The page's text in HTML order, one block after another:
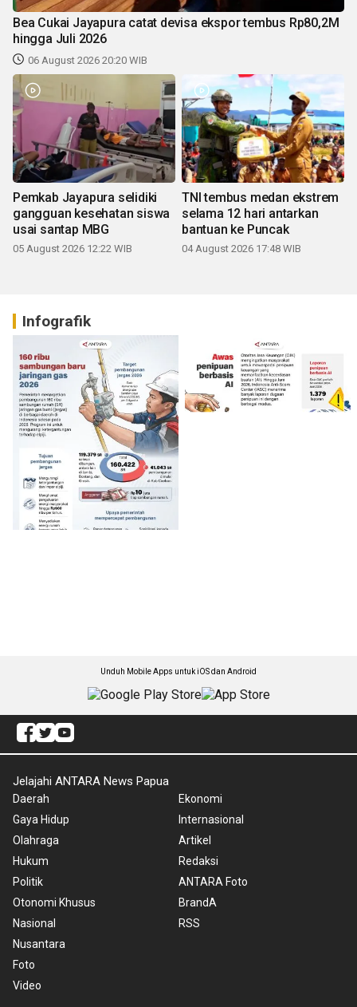
Bea Cukai Jayapura catat devisa ekspor tembus Rp80,2M
hingga Juli 2026
06 August 2026 20:20 WIB
Pemkab Jayapura selidiki
gangguan kesehatan siswa
usai santap MBG
05 August 2026 12:22 WIB
TNI tembus medan ekstrem
selama 12 hari antarkan
bantuan ke Puncak
04 August 2026 17:48 WIB
Infografik
Unduh Mobile Apps untuk iOS dan Android
Jelajahi ANTARA News Papua
Daerah
Gaya Hidup
Olahraga
Hukum
Politik
Otonomi Khusus
Nasional
Nusantara
Foto
Video
Ekonomi
Internasional
Artikel
Redaksi
ANTARA Foto
BrandA
RSS